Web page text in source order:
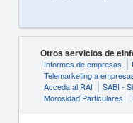
Otros servicios de
Informes de empresas
Telemarketing a
Acceda al RAI
SABI -
Morosidad Particulares